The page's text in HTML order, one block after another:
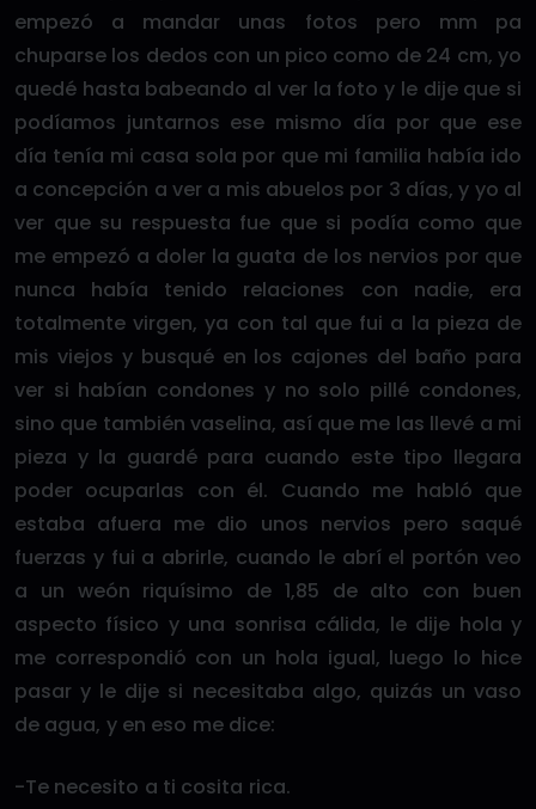
empezó a mandar unas fotos pero mm pa
chuparse los dedos con un pico como de 24 cm, yo
quedé hasta babeando al ver la foto y le dije que si
podíamos juntarnos ese mismo día por que ese
día tenía mi casa sola por que mi familia había ido
a concepción a ver a mis abuelos por 3 días, y yo al
ver que su respuesta fue que si podía como que
me empezó a doler la guata de los nervios por que
nunca había tenido relaciones con nadie, era
totalmente virgen, ya con tal que fui a la pieza de
mis viejos y busqué en los cajones del baño para
ver si habían condones y no solo pillé condones,
sino que también vaselina, así que me las llevé a mi
pieza y la guardé para cuando este tipo llegara
poder ocuparlas con él. Cuando me habló que
estaba afuera me dio unos nervios pero saqué
fuerzas y fui a abrirle, cuando le abrí el portón veo
a un weón riquísimo de 1,85 de alto con buen
aspecto físico y una sonrisa cálida, le dije hola y
me correspondió con un hola igual, luego lo hice
pasar y le dije si necesitaba algo, quizás un vaso
de agua, y en eso me dice:
-Te necesito a ti cosita rica.